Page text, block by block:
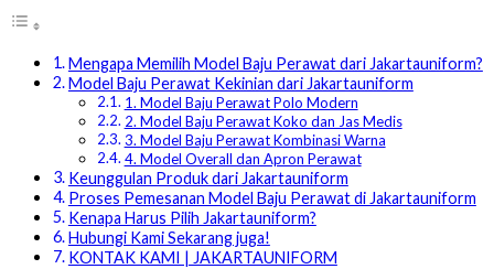
Mengapa Memilih Model Baju Perawat dari Jakartauniform?
Model Baju Perawat Kekinian dari Jakartauniform
1. Model Baju Perawat Polo Modern
2. Model Baju Perawat Koko dan Jas Medis
3. Model Baju Perawat Kombinasi Warna
4. Model Overall dan Apron Perawat
Keunggulan Produk dari Jakartauniform
Proses Pemesanan Model Baju Perawat di Jakartauniform
Kenapa Harus Pilih Jakartauniform?
Hubungi Kami Sekarang juga!
KONTAK KAMI | JAKARTAUNIFORM